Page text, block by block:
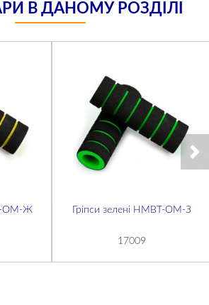
В ДАНОМУ РОЗДІЛІ
OM-Ж Гріпси зелені НМВТ-OM-З
17009